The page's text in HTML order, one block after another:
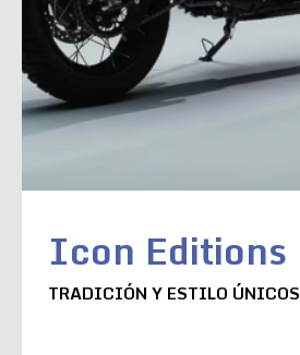
Icon Editions
TRADICIÓN Y ESTILO ÚNICOS